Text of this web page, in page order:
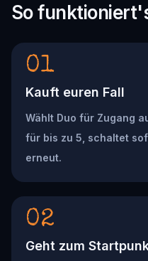
So
01
Kauft euren Fall
Wählt Duo für Zugang
für bis zu 5, schaltet
erneut.
02
Geht zum